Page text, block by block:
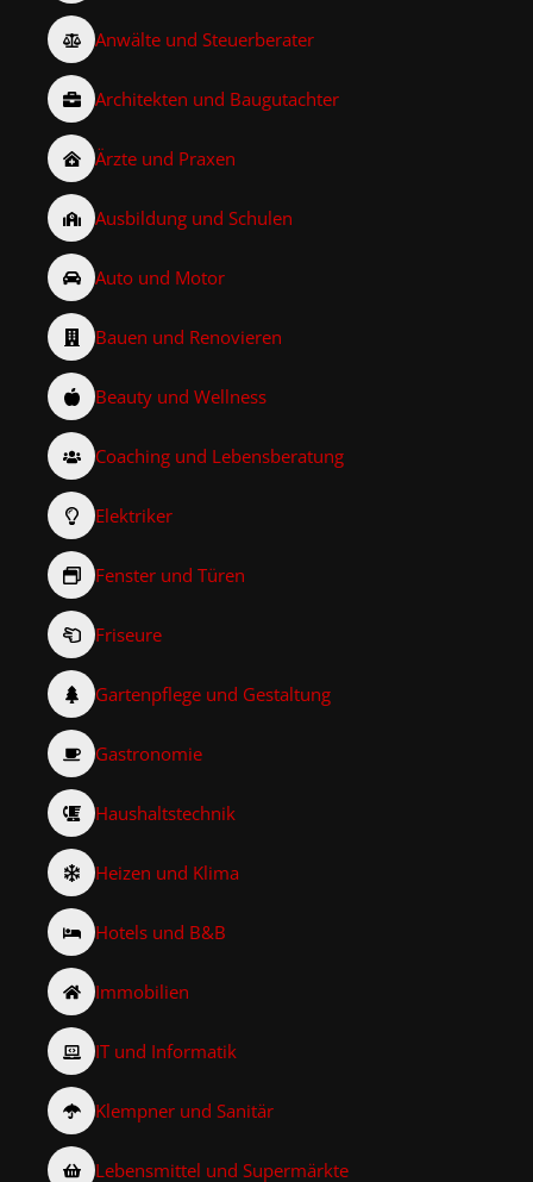
Anwälte und Steuerberater
Architekten und Baugutachter
Ärzte und Praxen
Ausbildung und Schulen
Auto und Motor
Bauen und Renovieren
Beauty und Wellness
Coaching und Lebensberatung
Elektriker
Fenster und Türen
Friseure
Gartenpflege und Gestaltung
Gastronomie
Haushaltstechnik
Heizen und Klima
Hotels und B&B
Immobilien
IT und Informatik
Klempner und Sanitär
Lebensmittel und Supermärkte